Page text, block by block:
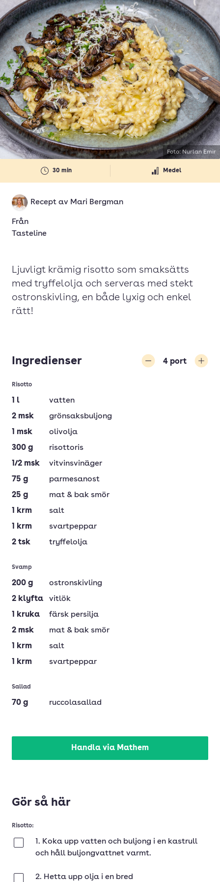
30 min Medel
Recept av Mari Bergman
Från
Tasteline
Ljuvligt krämig risotto som smaksätts
med tryffelolja och serveras med stekt
ostronskivling, en både lyxig och enkel
rätt!
Foto: Nurlan Emir
Ingredienser 4 port
Risotto
1 l
vatten
2 msk
grönsaksbuljong
1 msk
olivolja
300 g
risottoris
1/2 msk
vitvinsvinäger
75 g
parmesanost
25 g
mat & bak smör
1
krm
salt
1
krm
svartpeppar
2 tsk tryffelolja
Svamp
200 g
ostronskivling
2 klyfta
vitlök
1
kruka
färsk persilja
2 msk
mat & bak smör
1
krm
salt
1
krm svartpeppar
Sallad
70 g ruccolasallad
Handla via Mathem
Gör så här
Risotto:
1. Koka upp vatten och buljong i en kastrull
och håll buljongvattnet varmt.
2. Hetta upp olja i en bred